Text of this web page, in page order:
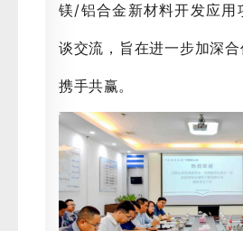
镁/铝合金新材料开发应用
谈交流，旨在进一步加深合
携手共赢。